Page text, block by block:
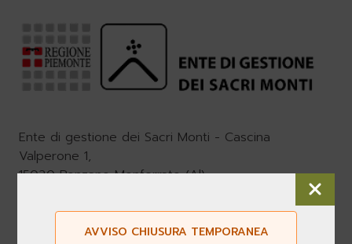
Ente di gestione dei Sacri Monti - Cascina
Valperone 1,
15020 Ponzano Monferrato (Al)
+39.0141.927120
AVVISO CHIUSURA TEMPORANEA